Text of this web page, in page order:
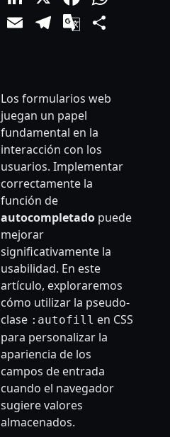
EmailTelegram
Google
Los formularios web
juegan un papel
fundamental en la
interacción con los
usuarios. Implementar
correctamente la
función de
autocompletadopuede
mejorar
significativamente la
usabilidad. En este
artículo, exploraremos
cómo utilizar la pseudo-
clase :autofill en CSS
para personalizar la
apariencia de los
campos de entrada
cuando el navegador
sugiere valores
almacenados.